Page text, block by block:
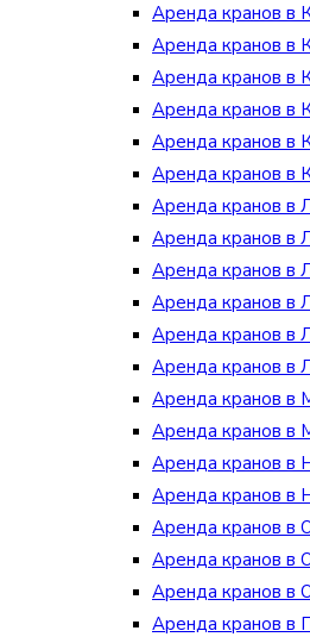
Аренда кранов в
Аренда кранов в
Аренда кранов в
Аренда кранов в
Аренда кранов в
Аренда кранов в
Аренда кранов в
Аренда кранов в
Аренда кранов в
Аренда кранов в
Аренда кранов в
Аренда кранов в
Аренда кранов в
Аренда кранов в
Аренда кранов в
Аренда кранов в
Аренда кранов в
Аренда кранов в
Аренда кранов в
Аренда кранов в